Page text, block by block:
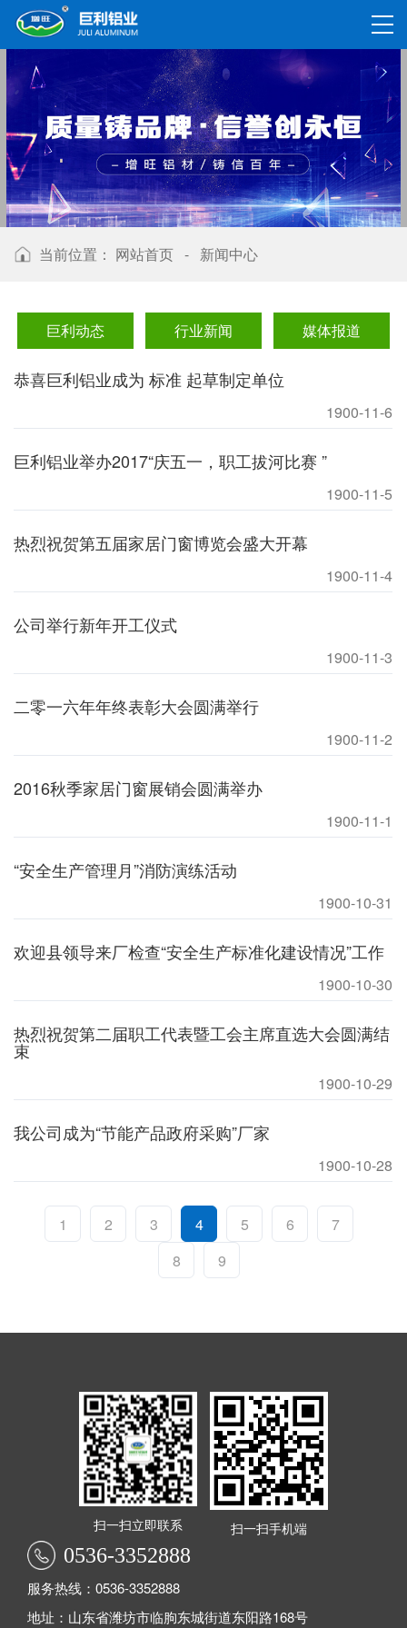
当前位置： 网站首页 - 新闻中心
巨利动态 行业新闻 媒体报道
恭喜巨利铝业成为 标准 起草制定单位
1900-11-6
巨利铝业举办2017“庆五一，职工拔河比赛 ”
1900-11-5
热烈祝贺第五届家居门窗博览会盛大开幕
1900-11-4
公司举行新年开工仪式
1900-11-3
二零一六年年终表彰大会圆满举行
1900-11-2
2016秋季家居门窗展销会圆满举办
1900-11-1
“安全生产管理月”消防演练活动
1900-10-31
欢迎县领导来厂检查“安全生产标准化建设情况”工作
1900-10-30
热烈祝贺第二届职工代表暨工会主席直选大会圆满结
束
1900-10-29
我公司成为“节能产品政府采购”厂家
1900-10-28
1 2 3 4 5 6
7
8
9
扫一扫立即联系 扫一扫手机端
0536-3352888
服务热线：0536-3352888
地址：山东省潍坊市临朐东城街道东阳路168号